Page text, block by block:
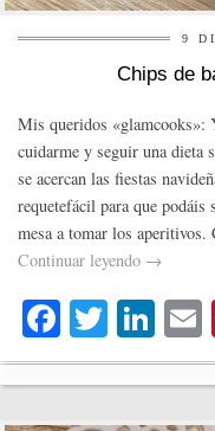
9
Chips de
Mis queridos «glamcooks»:
cuidarme y seguir una dieta
se acercan las fiestas
requetefácil para que podáis
mesa a tomar los
Continuar leyendo →
Fa
ce
bo
T
wi
tte
Li
nk
ed